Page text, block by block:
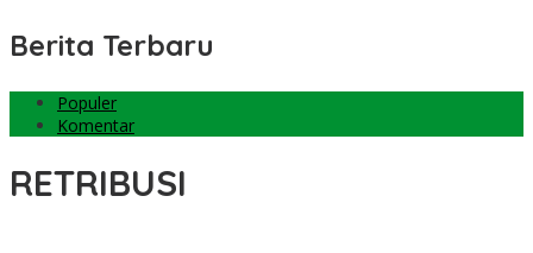
Berita Terbaru
Populer
Komentar
RETRIBUSI